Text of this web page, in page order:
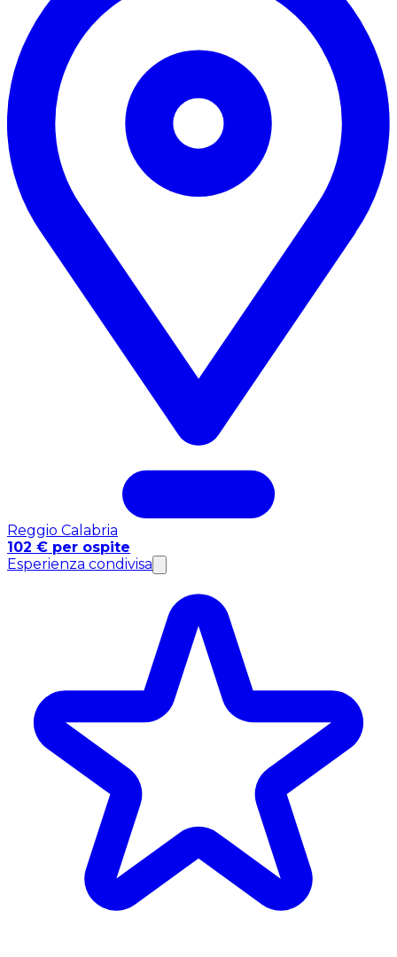
Reggio Calabria
102 € per ospite
Esperienza condivisa